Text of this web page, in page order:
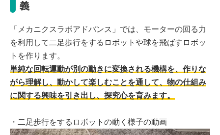
義
「メカニクスラボアドバンス」では、モーターの回る力
を利用して二足歩行をするロボットや球を飛ばすロボッ
トを作ります。
単純な回転運動が別の動きに変換される機構を、作りな
がら理解し、動かして楽しむことを通して、物の仕組み
に関する興味を引き出し、探究心を育みます。
・二足歩行をするロボットの動く様子の動画